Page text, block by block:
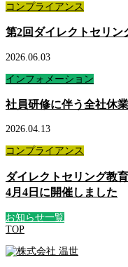
コンプライアンス
第2回ダイレクトセリ
2026.06.03
インフォメーション
社員研修に伴う全社休
2026.04.13
コンプライアンス
ダイレクトセリング教
4月4日に開催しました
お知らせ一覧
TOP